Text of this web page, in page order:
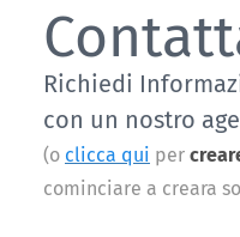
Richiedi
con un nostro
(o clicca qui per
cominciare a creara